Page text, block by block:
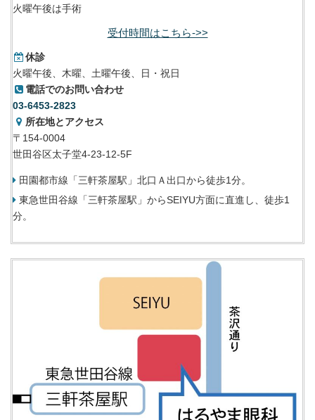
火曜午後は手術
受付時間はこちら->>
休診
火曜午後、木曜、土曜午後、日・祝日
電話でのお問い合わせ
03-6453-2823
所在地とアクセス
〒154-0004
世田谷区太子堂4-23-12-5F
田園都市線「三軒茶屋駅」北口Ａ出口から徒歩1分。
東急世田谷線「三軒茶屋駅」からSEIYU方面に直進し、徒歩1
分。